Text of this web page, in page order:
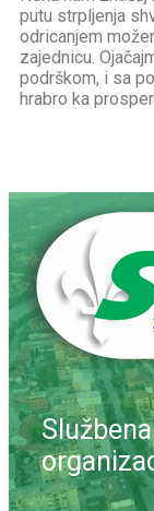
putu strpljenja
odricanjem
zajednicu.
podrškom, i sa
hrabro ka